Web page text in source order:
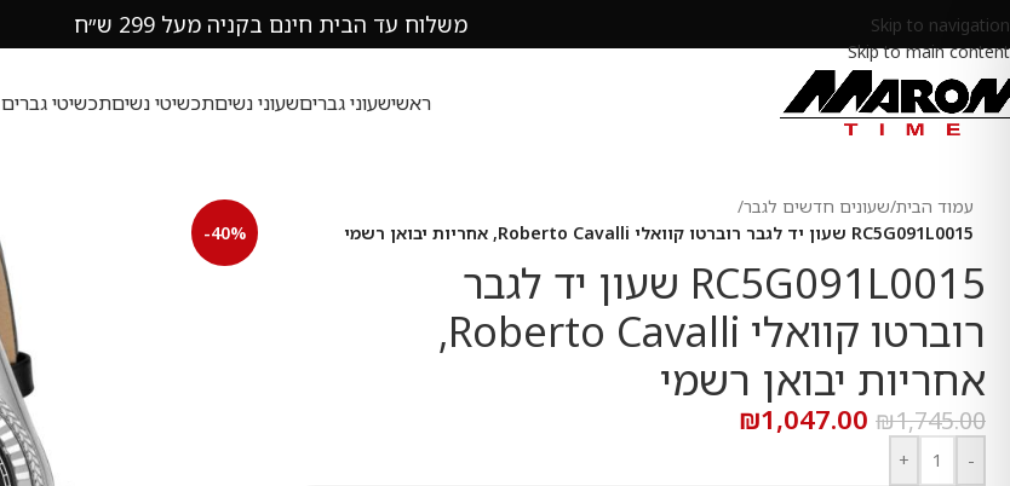
Skip to navigation
Skip to main content
משלוח עד הבית חינם בקניה מעל 299 ש״ח
ראשישעוני גבריםשעוני נשיםתכשיטי נשיםתכשיטי גברים
עמוד הבית/שעונים חדשים לגבר/
RC5G091L0015 שעון יד לגבר רוברטו קוואלי Roberto Cavalli, אחריות יבואן רשמי
RC5G091L0015 שעון יד לגבר
רוברטו קוואלי Roberto Cavalli,
אחריות יבואן רשמי
₪1,745.00
₪1,047.00
-
+
-40%